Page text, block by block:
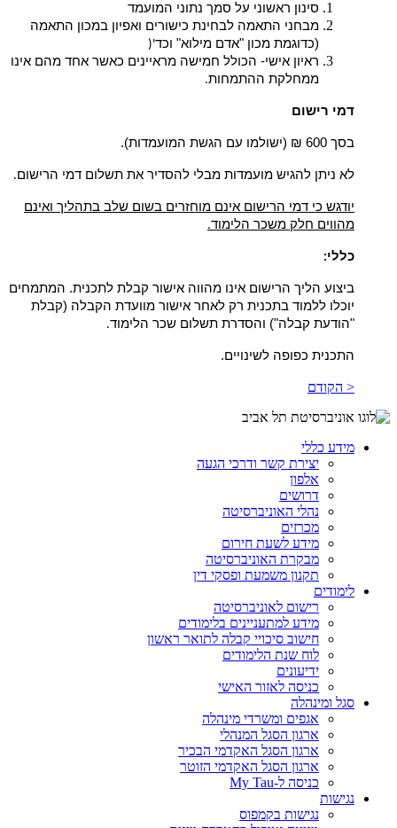
סינון ראשוני על סמך נתוני המועמד
מבחני התאמה לבחינת כישורים ואפיון במכון התאמה
(כדוגמת מכון "אדם מילוא" וכד'(
ראיון אישי- הכולל חמישה מראיינים כאשר אחד מהם אינו
ממחלקת ההתמחות.
דמי רישום
בסך 600 ₪ (ישולמו עם הגשת המועמדות).
לא ניתן להגיש מועמדות מבלי להסדיר את תשלום דמי הרישום.
יודגש כי דמי הרישום אינם מוחזרים בשום שלב בתהליך ואינם
מהווים חלק משכר הלימוד.
כללי:
ביצוע הליך הרישום אינו מהווה אישור קבלת לתכנית. המתמחים
יוכלו ללמוד בתכנית רק לאחר אישור מוועדת הקבלה (קבלת
"הודעת קבלה") והסדרת תשלום שכר הלימוד.
התכנית כפופה לשינויים.
< הקודם
מידע כללי
יצירת קשר ודרכי הגעה
אלפון
דרושים
נהלי האוניברסיטה
מכרזים
מידע לשעת חירום
מבקרת האוניברסיטה
תקנון משמעת ופסקי דין
לימודים
רישום לאוניברסיטה
מידע למתעניינים בלימודים
חישוב סיכויי קבלה לתואר ראשון
לוח שנת הלימודים
ידיעונים
כניסה לאזור האישי
סגל ומינהלה
אגפים ומשרדי מינהלה
ארגון הסגל המנהלי
ארגון הסגל האקדמי הבכיר
ארגון הסגל האקדמי הזוטר
כניסה ל-My Tau
נגישות
נגישות בקמפוס